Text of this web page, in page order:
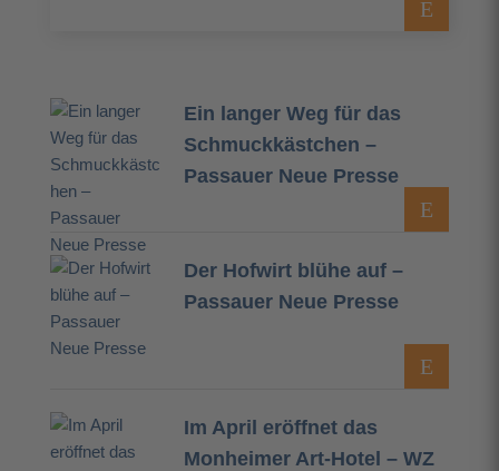
Ein langer Weg für das
Schmuckkästchen –
Passauer Neue Presse
Der Hofwirt blühe auf –
Passauer Neue Presse
Im April eröffnet das
Monheimer Art-Hotel – WZ